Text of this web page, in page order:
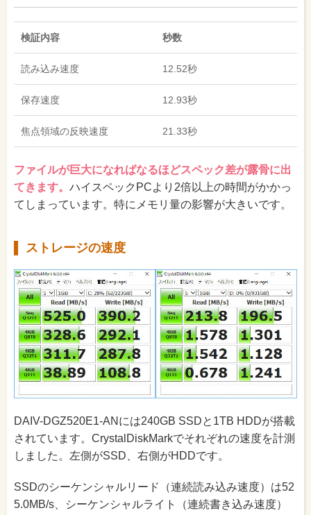
検証内容 秒数
読み込み速度 12.52秒
保存速度 12.93秒
焦点領域の反映速度 21.33秒
ファイルが巨大になればなるほどスペック差が露骨に出
てきます。 ハイスペックPCより2倍以上の時間がかかっ
てしまっています。特にメモリ量の影響が大きいです。
ストレージの速度
DAIV-DGZ520E1-ANには240GB SSDと1TB HDDが搭載
されています。CrystalDiskMarkでそれぞれの速度を計測
しました。左側がSSD、右側がHDDです。
SSDのシーケンシャルリード（連続読み込み速度）は52
5.0MB/s、シーケンシャルライト（連続書き込み速度）